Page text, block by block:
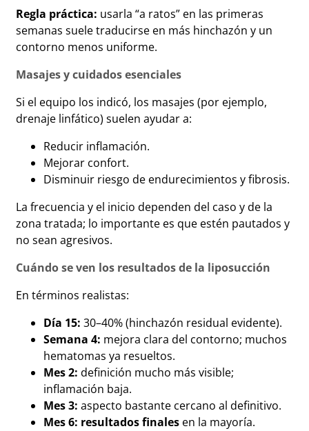
Regla práctica: usarla “a ratos” en las primeras
semanas suele traducirse en más hinchazón y un
contorno menos uniforme.
Masajes y cuidados esenciales
Si el equipo los indicó, los masajes (por ejemplo,
drenaje linfático) suelen ayudar a:
Reducir inflamación.
Mejorar confort.
Disminuir riesgo de endurecimientos y fibrosis.
La frecuencia y el inicio dependen del caso y de la
zona tratada; lo importante es que estén pautados y
no sean agresivos.
Cuándo se ven los resultados de la liposucción
En términos realistas:
Día 15: 30–40% (hinchazón residual evidente).
Semana 4: mejora clara del contorno; muchos
hematomas ya resueltos.
Mes 2: definición mucho más visible;
inflamación baja.
Mes 3: aspecto bastante cercano al definitivo.
Mes 6: resultados finales en la mayoría.